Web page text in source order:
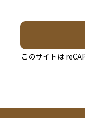
このサイトは